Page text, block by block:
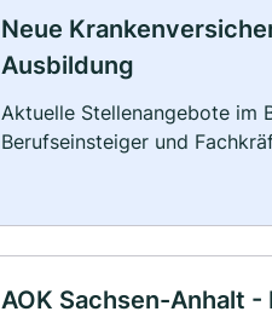
Neue
Ausbildung
Aktuelle Stellenangebote im
Berufseinsteiger und
AOK Sachsen-Anhalt